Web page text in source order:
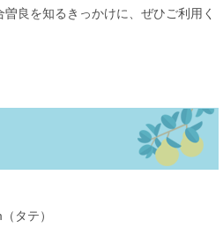
良を知るきっかけに、ぜひご利用く
タテ）